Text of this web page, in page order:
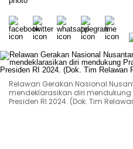
Relawan Gerakan Nasional
mendeklarasikan diri
Presiden RI 2024. (Dok. Tim